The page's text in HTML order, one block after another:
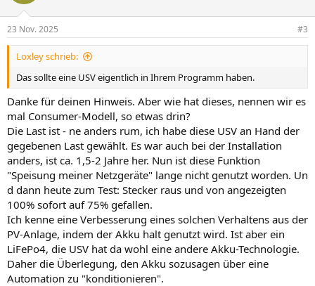
23 Nov. 2025 #3
Loxley schrieb:
Das sollte eine USV eigentlich in Ihrem Programm haben.
Danke für deinen Hinweis. Aber wie hat dieses, nennen wir es
mal Consumer-Modell, so etwas drin?
Die Last ist - ne anders rum, ich habe diese USV an Hand der
gegebenen Last gewählt. Es war auch bei der Installation
anders, ist ca. 1,5-2 Jahre her. Nun ist diese Funktion
"Speisung meiner Netzgeräte" lange nicht genutzt worden. Un
d dann heute zum Test: Stecker raus und von angezeigten
100% sofort auf 75% gefallen.
Ich kenne eine Verbesserung eines solchen Verhaltens aus der
PV-Anlage, indem der Akku halt genutzt wird. Ist aber ein
LiFePo4, die USV hat da wohl eine andere Akku-Technologie.
Daher die Überlegung, den Akku sozusagen über eine
Automation zu "konditionieren".